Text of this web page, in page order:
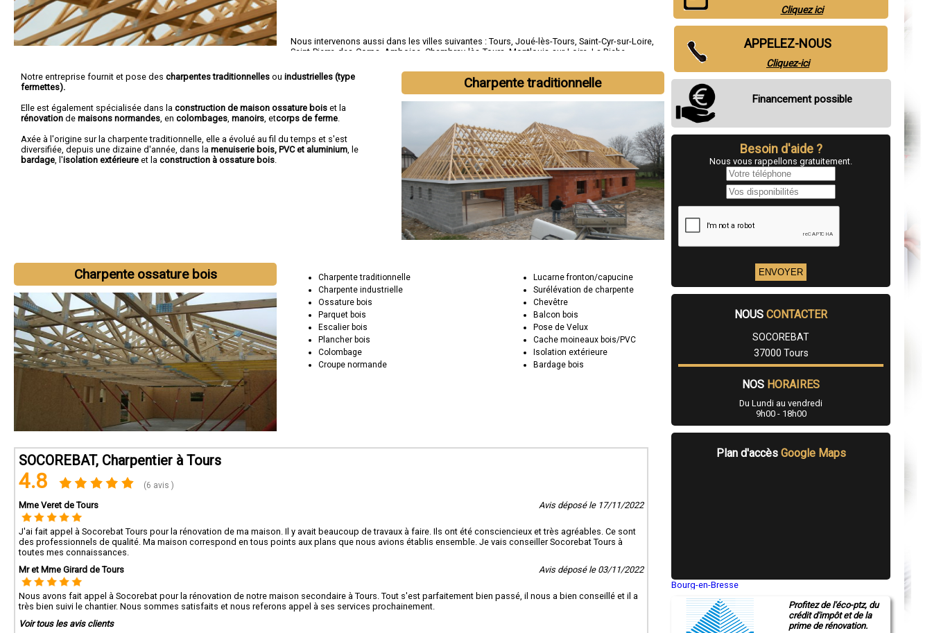
Nous intervenons aussi dans les villes suivantes :Tours ,Joué-lès-Tours ,Saint-Cyr-sur-Loire
Saint-Pierre-des-Corps Amboise Chambray-lès-Tours ,Montlouis-sur-Loire ,La Riche
Charpente traditionnelle
Notre entreprise fournit et pose des charpentes traditionnelles ou industrielles (type
fermettes).
Elle est également spécialisée dans la construction de maison ossature bois et la
rénovation de maisons normandes, en colombages, manoirs, etcorps de ferme.
Axée à l'origine sur la charpente traditionnelle, elle a évolué au fil du temps et s'est
diversifiée, depuis une dizaine d'année, dans la menuiserie bois, PVC et aluminium, le
bardage, l'isolation extérieure et la construction à ossature bois.
Charpente ossature bois
Charpente traditionnelle
Charpente industrielle
Ossature bois
Parquet bois
Escalier bois
Plancher bois
Colombage
Croupe normande
Lucarne fronton/capucine
Surélévation de charpente
Chevêtre
Balcon bois
Pose de Velux
Cache moineaux bois/PVC
Isolation extérieure
Bardage bois
SOCOREBAT, Charpentier à Tours
4.8 (6 avis )
Mme Veret de Tours Avis déposé le 17/11/2022
J'ai fait appel à Socorebat Tours pour la rénovation de ma maison. Il y avait beaucoup de travaux à faire. Ils ont été consciencieux et très agréables. Ce sont
des professionnels de qualité. Ma maison correspond en tous points aux plans que nous avions établis ensemble. Je vais conseiller Socorebat Tours à
toutes mes connaissances.
Mr et Mme Girard de Tours
Avis déposé le 03/11/2022
Nous avons fait appel à Socorebat pour la rénovation de notre maison secondaire à Tours. Tout s'est parfaitement bien passé, il nous a bien conseillé et il a
très bien suivi le chantier. Nous sommes satisfaits et nous referons appel à ses services prochainement.
Voir tous les avis clients
Cliquez ici
APPELEZ-NOUS
Cliquez-ici
Financement possible
Besoin d'aide ?
Nous vous rappellons gratuitement.
NOUS CONTACTER
SOCOREBAT
37000 Tours
NOS HORAIRES
Du Lundi au vendredi
9h00 - 18h00
Plan d'accès Google Maps
Bourg-en-Bresse
Montluçon
Manosque
Gap
Profitez de l'éco-ptz, du
crédit d'impôt et de la
prime de rénovation.